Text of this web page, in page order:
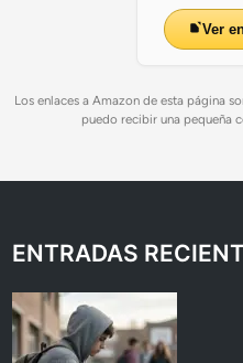
Ver
Los enlaces a Amazon de esta página
puedo recibir una pequeña
ENTRADAS